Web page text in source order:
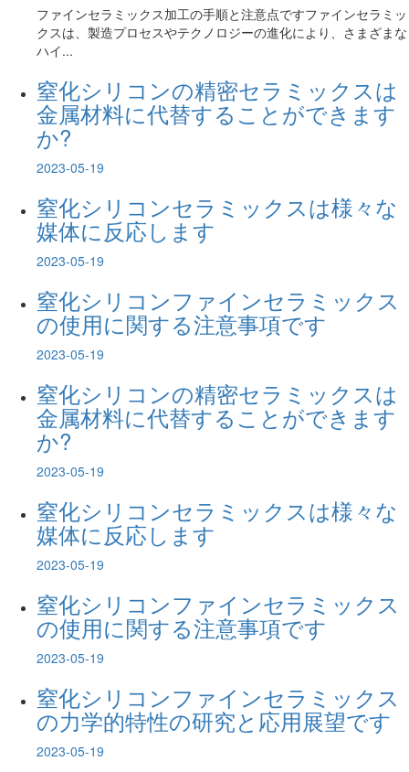
ファインセラミックス加工の手順と注意点ですファインセラミッ
クスは、製造プロセスやテクノロジーの進化により、さまざまな
ハイ...
窒化シリコンの精密セラミックスは
金属材料に代替することができます
か?
2023-05-19
窒化シリコンセラミックスは様々な
媒体に反応します
2023-05-19
窒化シリコンファインセラミックス
の使用に関する注意事項です
2023-05-19
窒化シリコンの精密セラミックスは
金属材料に代替することができます
か?
2023-05-19
窒化シリコンセラミックスは様々な
媒体に反応します
2023-05-19
窒化シリコンファインセラミックス
の使用に関する注意事項です
2023-05-19
窒化シリコンファインセラミックス
の力学的特性の研究と応用展望です
2023-05-19